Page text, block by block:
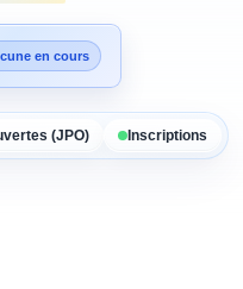
en cours
(JPO) Inscriptions